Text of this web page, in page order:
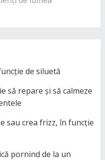
de siluetă
să repare și să calmeze
sau crea frizz, în funcție
pornind de la un